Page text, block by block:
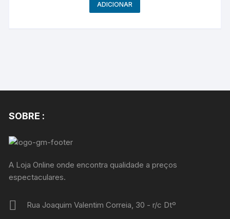
ADICIONAR
SOBRE :
A Loja Online onde encontra qualidade a preços
espectaculares.
Rua Joaquim Valentim Correia, 30 - r/c Dtº